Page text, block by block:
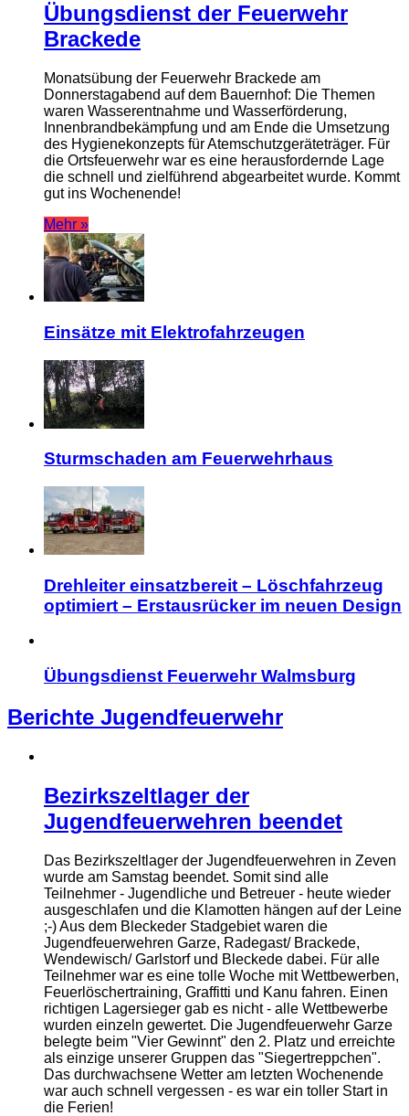
Übungsdienst der Feuerwehr
Brackede
Monatsübung der Feuerwehr Brackede am
Donnerstagabend auf dem Bauernhof: Die Themen
waren Wasserentnahme und Wasserförderung,
Innenbrandbekämpfung und am Ende die Umsetzung
des Hygienekonzepts für Atemschutzgeräteträger. Für
die Ortsfeuerwehr war es eine herausfordernde Lage
die schnell und zielführend abgearbeitet wurde. Kommt
gut ins Wochenende!
Mehr »
Einsätze mit Elektrofahrzeugen
Sturmschaden am Feuerwehrhaus
Drehleiter einsatzbereit – Löschfahrzeug
optimiert – Erstausrücker im neuen Design
Übungsdienst Feuerwehr Walmsburg
Berichte Jugendfeuerwehr
Bezirkszeltlager der
Jugendfeuerwehren beendet
Das Bezirkszeltlager der Jugendfeuerwehren in Zeven
wurde am Samstag beendet. Somit sind alle
Teilnehmer - Jugendliche und Betreuer - heute wieder
ausgeschlafen und die Klamotten hängen auf der Leine
;-) Aus dem Bleckeder Stadgebiet waren die
Jugendfeuerwehren Garze, Radegast/ Brackede,
Wendewisch/ Garlstorf und Bleckede dabei. Für alle
Teilnehmer war es eine tolle Woche mit Wettbewerben,
Feuerlöschertraining, Graffitti und Kanu fahren. Einen
richtigen Lagersieger gab es nicht - alle Wettbewerbe
wurden einzeln gewertet. Die Jugendfeuerwehr Garze
belegte beim "Vier Gewinnt" den 2. Platz und erreichte
als einzige unserer Gruppen das "Siegertreppchen".
Das durchwachsene Wetter am letzten Wochenende
war auch schnell vergessen - es war ein toller Start in
die Ferien!